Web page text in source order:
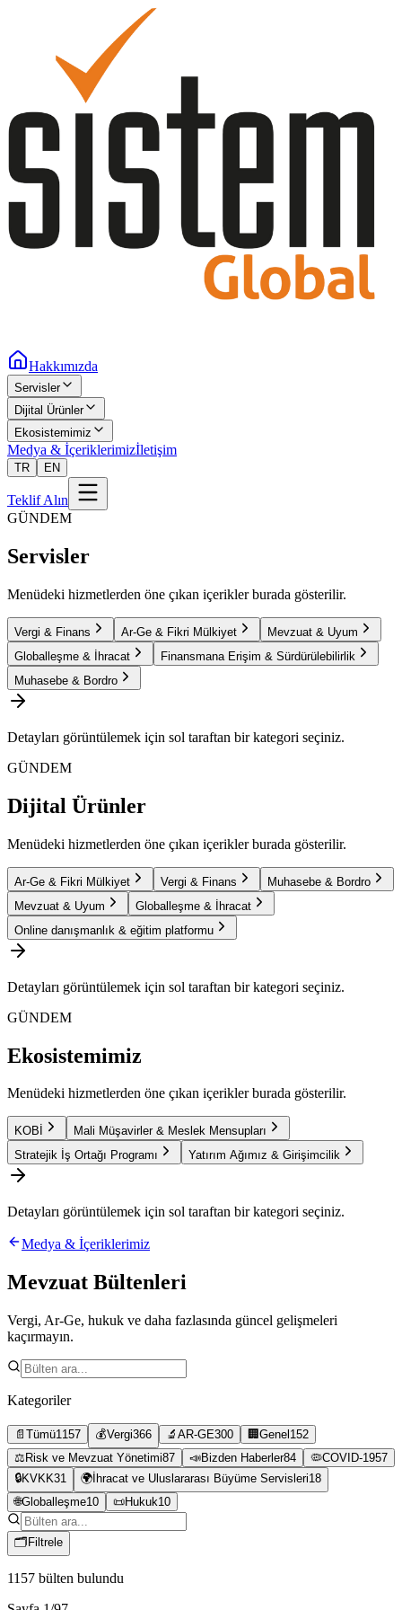
Hakkımızda
Servisler
Dijital Ürünler
Ekosistemimiz
Medya & İçeriklerimizİletişim
TR EN
Teklif Alın
GÜNDEM
Servisler
Menüdeki hizmetlerden öne çıkan içerikler burada gösterilir.
Vergi & Finans Ar-Ge & Fikri Mülkiyet
Mevzuat & Uyum
Globalleşme & İhracat
Finansmana Erişim & Sürdürülebilirlik
Muhasebe & Bordro
Detayları görüntülemek için sol taraftan bir kategori seçiniz.
GÜNDEM
Dijital Ürünler
Menüdeki hizmetlerden öne çıkan içerikler burada gösterilir.
Ar-Ge & Fikri Mülkiyet Vergi & Finans
Muhasebe & Bordro
Mevzuat & Uyum
Globalleşme & İhracat
Online danışmanlık & eğitim platformu
Detayları görüntülemek için sol taraftan bir kategori seçiniz.
GÜNDEM
Ekosistemimiz
Menüdeki hizmetlerden öne çıkan içerikler burada gösterilir.
KOBİ
Mali Müşavirler & Meslek Mensupları
Stratejik İş Ortağı Programı
Yatırım Ağımız & Girişimcilik
Detayları görüntülemek için sol taraftan bir kategori seçiniz.
Medya & İçeriklerimiz
Mevzuat Bültenleri
Vergi, Ar-Ge, hukuk ve daha fazlasında güncel gelişmeleri
kaçırmayın.
Kategoriler
📄 Tümü1157 💰Vergi366 🔬 AR-GE300 🏢 Genel 152
⚖️ Risk ve Mevzuat Yönetimi87 📣Bizden Haberler84 🦠COVID-1957
🔒KVKK31 🌍 İhracat ve Uluslararası Büyüme Servisleri18
🌐Globalleşme10 📜Hukuk10
🗂 Filtrele
1157 bülten bulundu